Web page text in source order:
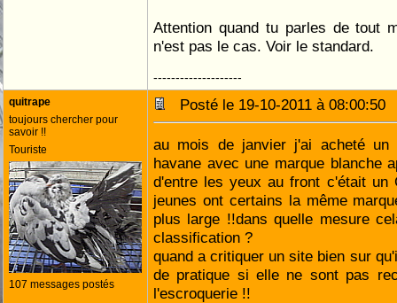
Attention quand tu parles de tout
n'est pas le cas. Voir le standard.
--------------------
quitrape
toujours chercher pour
savoir !!
Touriste
107 messages postés
Posté le 19-10-2011 à
au mois de janvier j'ai acheté un
havane avec une marque blanche
d'entre les yeux au front c'était un
jeunes ont certains la même
plus large !!dans quelle mesure
classification ?
quand a critiquer un site bien sur
de pratique si elle ne sont pas
l'escroquerie !!